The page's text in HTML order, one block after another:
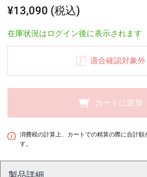
¥13,090 (税込)
在庫状況はログイン後に表示されます
適合確認対象外
カートに追加
消費税の計算上、カートでの精算の際に合計額
す。
製品詳細